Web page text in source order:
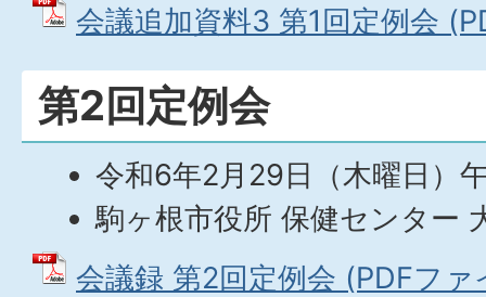
会議追加資料3 第1回定例会
第2回定例会
令和6年2月29日（木曜日）
駒ヶ根市役所 保健センター
会議録 第2回定例会 (PDFフ